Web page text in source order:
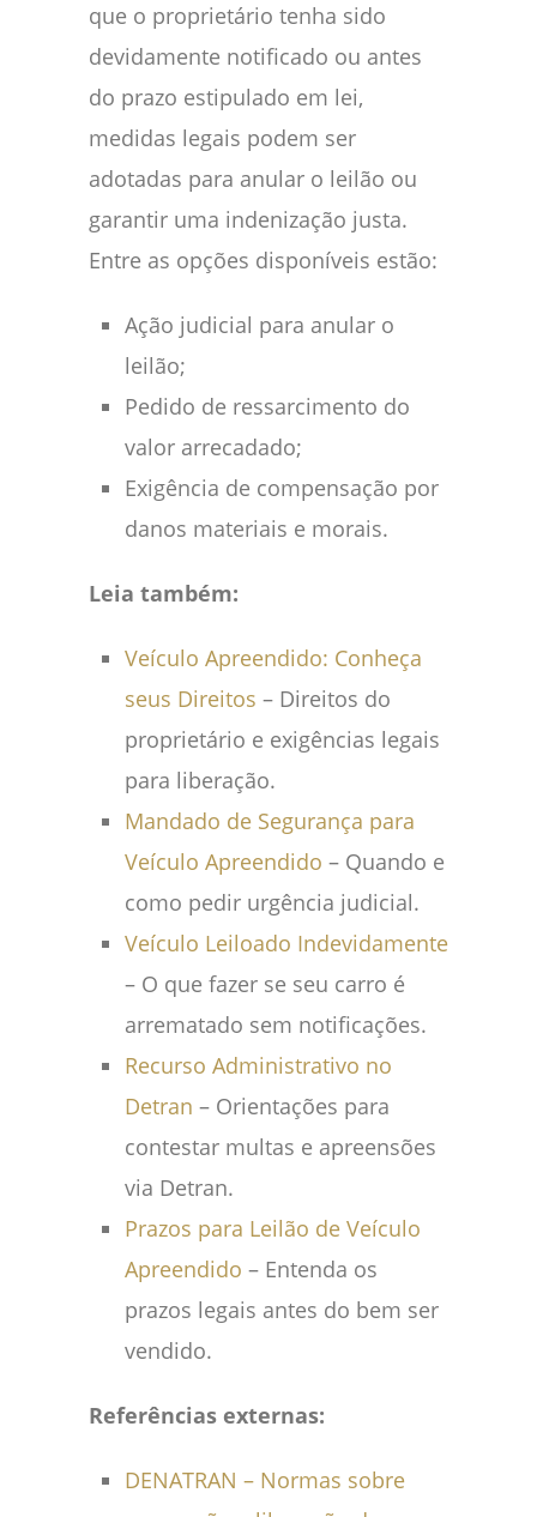
que o proprietário tenha sido
devidamente notificado ou antes
do prazo estipulado em lei,
medidas legais podem ser
adotadas para anular o leilão ou
garantir uma indenização justa.
Entre as opções disponíveis estão:
Ação judicial para anular o
leilão;
Pedido de ressarcimento do
valor arrecadado;
Exigência de compensação por
danos materiais e morais.
Leia também:
Veículo Apreendido: Conheça
seus Direitos – Direitos do
proprietário e exigências legais
para liberação.
Mandado de Segurança para
Veículo Apreendido – Quando e
como pedir urgência judicial.
Veículo Leiloado Indevidamente
– O que fazer se seu carro é
arrematado sem notificações.
Recurso Administrativo no
Detran – Orientações para
contestar multas e apreensões
via Detran.
Prazos para Leilão de Veículo
Apreendido – Entenda os
prazos legais antes do bem ser
vendido.
Referências externas:
DENATRAN – Normas sobre